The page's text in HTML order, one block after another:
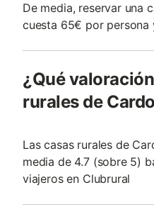
De media, reservar una
cuesta 65€ por persona
¿Qué
rurales de
Las casas rurales de
media de 4.7 (sobre 5)
viajeros en Clubrural